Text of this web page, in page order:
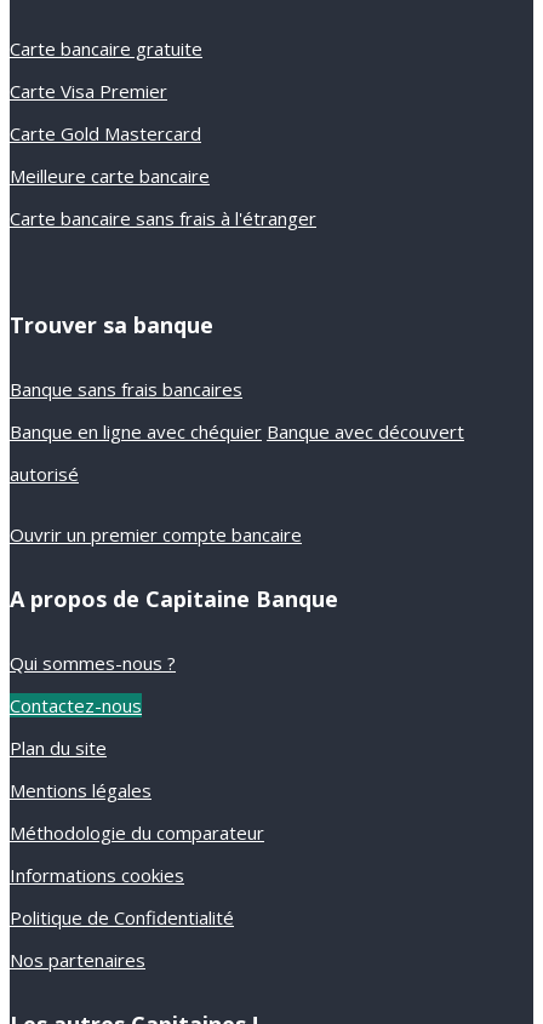
Carte bancaire gratuite
Carte Visa Premier
Carte Gold Mastercard
Meilleure carte bancaire
Carte bancaire sans frais à l'étranger
Trouver sa banque
Banque sans frais bancaires
Banque en ligne avec chéquier Banque avec découvert
autorisé
Ouvrir un premier compte bancaire
A propos de Capitaine Banque
Qui sommes-nous ?
Contactez-nous
Plan du site
Mentions légales
Méthodologie du comparateur
Informations cookies
Politique de Confidentialité
Nos partenaires